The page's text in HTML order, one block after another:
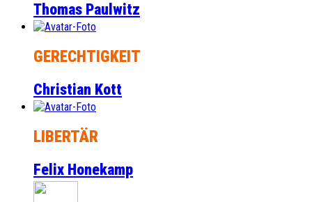
Thomas Paulwitz
GERECHTIGKEIT
Christian Kott
LIBERTÄR
Felix Honekamp